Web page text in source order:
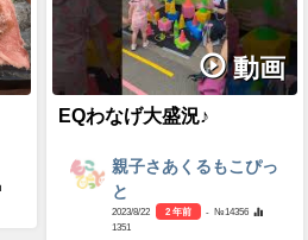
動画
EQわなげ大盛況♪
親子さあくるもこぴっ
と
2023/8/22 2 年前
- №14356
1351